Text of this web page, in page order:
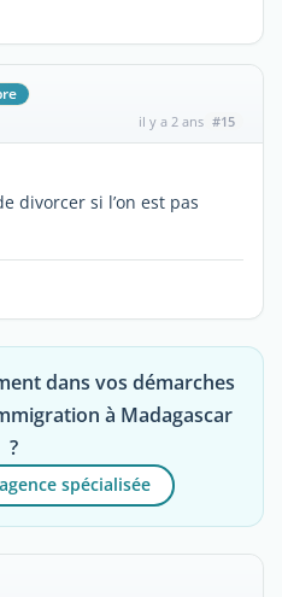
il y a 2 ans #15
divorcer si l’on est pas
dans vos démarches
à Madagascar
?
spécialisée